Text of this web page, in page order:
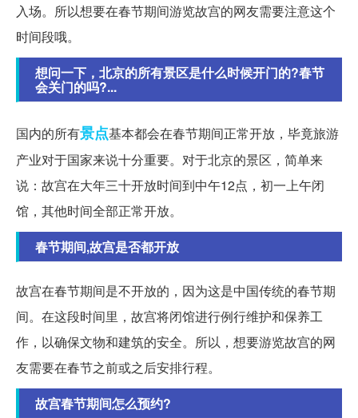
入场。所以想要在春节期间游览故宫的网友需要注意这个
时间段哦。
想问一下，北京的所有景区是什么时候开门的?春节
会关门的吗?...
国内的所有景点基本都会在春节期间正常开放，毕竟旅游
产业对于国家来说十分重要。对于北京的景区，简单来
说：故宫在大年三十开放时间到中午12点，初一上午闭
馆，其他时间全部正常开放。
春节期间,故宫是否都开放
故宫在春节期间是不开放的，因为这是中国传统的春节期
间。在这段时间里，故宫将闭馆进行例行维护和保养工
作，以确保文物和建筑的安全。所以，想要游览故宫的网
友需要在春节之前或之后安排行程。
故宫春节期间怎么预约?